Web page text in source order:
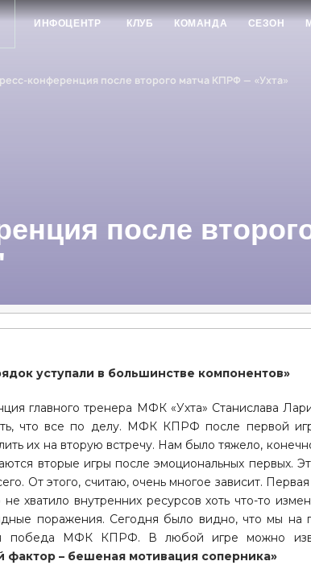
ИНФОЦЕНТР КЛУБ КОМАНДА СЕЗОН
конференция после второго матча КПРФ — «Ухта»
после
уступали в большинстве компонентов»
главного тренера МФК «Ухта» Станислава
что все по делу. МФК КПРФ после первой
их на вторую встречу. Нам было тяжело,
вторые игры после эмоциональных первых.
От этого, считаю, очень многое зависит.
хватило внутренних ресурсов хоть что-то
поражения. Сегодня было видно, что мы на
победа МФК КПРФ. В любой игре можно
– бешеная мотивация соперника»